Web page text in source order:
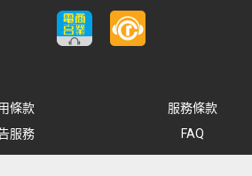
條款 服務條款
服務 FAQ